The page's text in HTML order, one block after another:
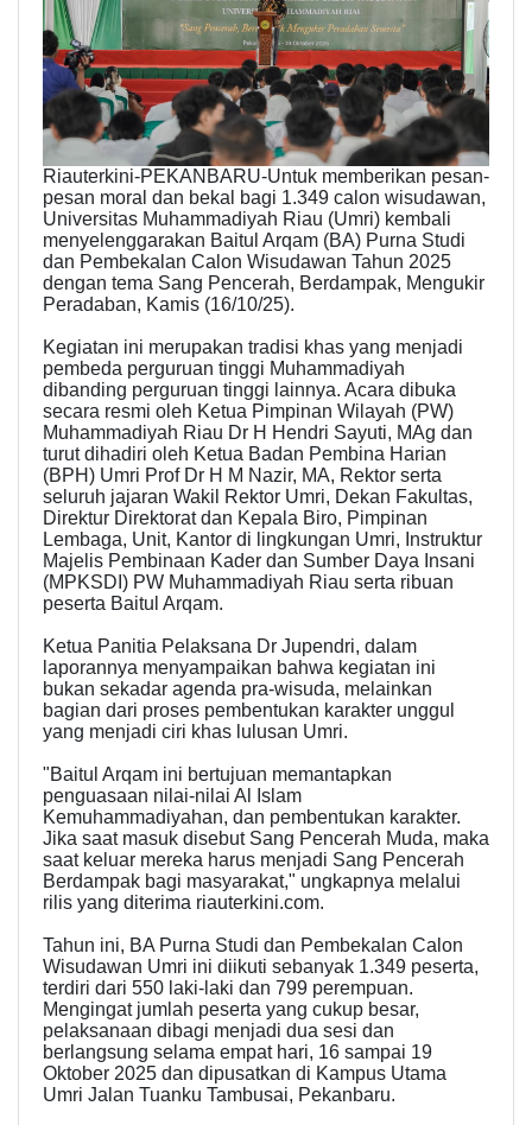
Riauterkini-PEKANBARU-Untuk memberikan pesan-
pesan moral dan bekal bagi 1.349 calon wisudawan,
Universitas Muhammadiyah Riau (Umri) kembali
menyelenggarakan Baitul Arqam (BA) Purna Studi
dan Pembekalan Calon Wisudawan Tahun 2025
dengan tema Sang Pencerah, Berdampak, Mengukir
Peradaban, Kamis (16/10/25).
Kegiatan ini merupakan tradisi khas yang menjadi
pembeda perguruan tinggi Muhammadiyah
dibanding perguruan tinggi lainnya. Acara dibuka
secara resmi oleh Ketua Pimpinan Wilayah (PW)
Muhammadiyah Riau Dr H Hendri Sayuti, MAg dan
turut dihadiri oleh Ketua Badan Pembina Harian
(BPH) Umri Prof Dr H M Nazir, MA, Rektor serta
seluruh jajaran Wakil Rektor Umri, Dekan Fakultas,
Direktur Direktorat dan Kepala Biro, Pimpinan
Lembaga, Unit, Kantor di lingkungan Umri, Instruktur
Majelis Pembinaan Kader dan Sumber Daya Insani
(MPKSDI) PW Muhammadiyah Riau serta ribuan
peserta Baitul Arqam.
Ketua Panitia Pelaksana Dr Jupendri, dalam
laporannya menyampaikan bahwa kegiatan ini
bukan sekadar agenda pra-wisuda, melainkan
bagian dari proses pembentukan karakter unggul
yang menjadi ciri khas lulusan Umri.
"Baitul Arqam ini bertujuan memantapkan
penguasaan nilai-nilai Al Islam
Kemuhammadiyahan, dan pembentukan karakter.
Jika saat masuk disebut Sang Pencerah Muda, maka
saat keluar mereka harus menjadi Sang Pencerah
Berdampak bagi masyarakat," ungkapnya melalui
rilis yang diterima riauterkini.com.
Tahun ini, BA Purna Studi dan Pembekalan Calon
Wisudawan Umri ini diikuti sebanyak 1.349 peserta,
terdiri dari 550 laki-laki dan 799 perempuan.
Mengingat jumlah peserta yang cukup besar,
pelaksanaan dibagi menjadi dua sesi dan
berlangsung selama empat hari, 16 sampai 19
Oktober 2025 dan dipusatkan di Kampus Utama
Umri Jalan Tuanku Tambusai, Pekanbaru.